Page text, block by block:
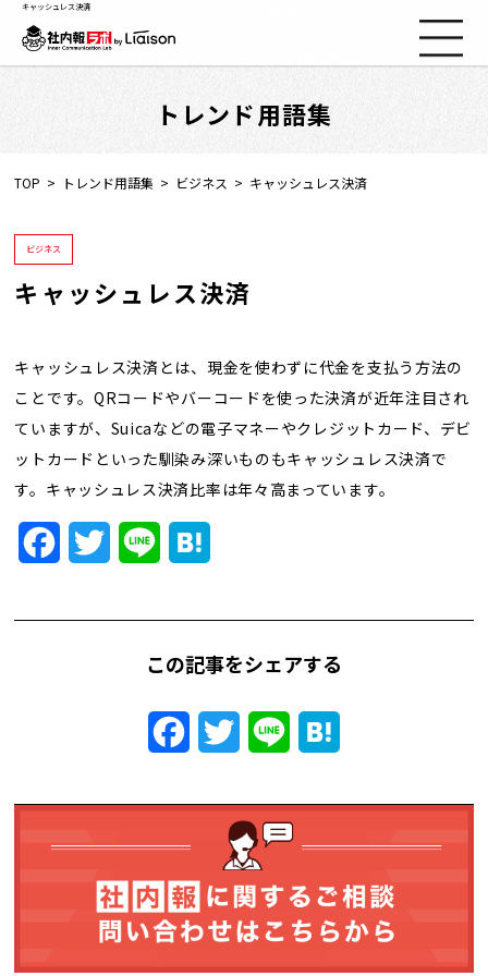
社内報ノウハウ
セミナー情報
資料コーナー
動画コーナー
支援実績
トレンド用語集
社長ブログ
キャッシュレス決済
トレンド用語集
TOP トレンド用語集 ビジネス キャッシュレス決済
ビジネス
キャッシュレス決済
キャッシュレス決済とは、現金を使わずに代金を支払う方法の
ことです。QRコードやバーコードを使った決済が近年注目され
ていますが、Suicaなどの電子マネーやクレジットカード、デビ
ットカードといった馴染み深いものもキャッシュレス決済で
す。キャッシュレス決済比率は年々高まっています。
FacebookTwitter Line
この記事をシェアする
FacebookTwitter Line